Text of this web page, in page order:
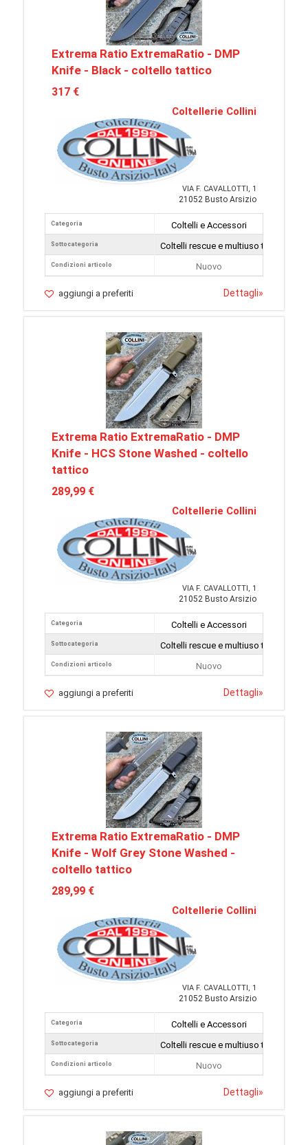
Extrema Ratio ExtremaRatio - DMP
Knife - Black - coltello tattico
317 €
Coltellerie Collini
VIA F. CAVALLOTTI, 1
21052 Busto Arsizio
Categoria
Sottocategoria
Condizioni articolo
Coltelli e Accessori
Coltelli rescue e multiuso tattici
Nuovo
aggiungi a preferiti Dettagli»
Extrema Ratio ExtremaRatio - DMP
Knife - HCS Stone Washed - coltello
tattico
289,99 €
Coltellerie Collini
VIA F. CAVALLOTTI, 1
21052 Busto Arsizio
Categoria
Sottocategoria
Condizioni articolo
Coltelli e Accessori
Coltelli rescue e multiuso tattici
Nuovo
aggiungi a preferiti Dettagli»
Extrema Ratio ExtremaRatio - DMP
Knife - Wolf Grey Stone Washed -
coltello tattico
289,99 €
Coltellerie Collini
VIA F. CAVALLOTTI, 1
21052 Busto Arsizio
Categoria
Sottocategoria
Condizioni articolo
Coltelli e Accessori
Coltelli rescue e multiuso tattici
Nuovo
aggiungi a preferiti Dettagli»